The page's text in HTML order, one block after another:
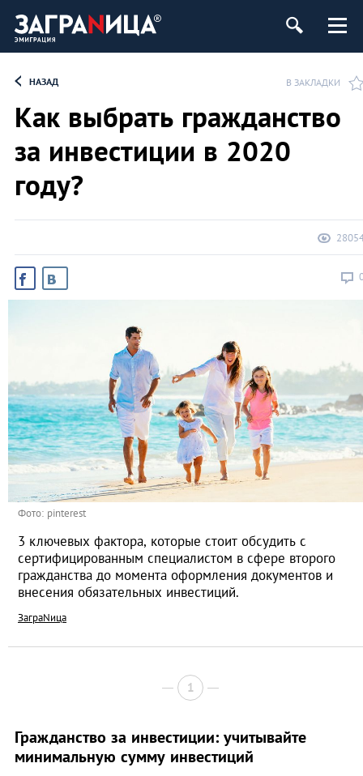
НАЗАД В ЗАКЛАДКИ
Как выбрать гражданство
за инвестиции в 2020
году?
Фото: pinterest
3 ключевых фактора, которые стоит обсудить с
сертифицированным специалистом в сфере второго
гражданства до момента оформления документов и
внесения обязательных инвестиций.
ЗаграNица
1
Гражданство за инвестиции: учитывайте
минимальную сумму инвестиций